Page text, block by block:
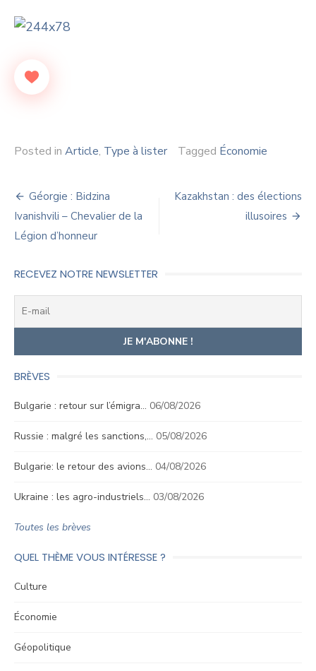
Posted in Article, Type à lister Tagged Économie
Navigation
de
l’article
Géorgie : Bidzina
Ivanishvili – Chevalier de la
Légion d’honneur
Kazakhstan : des élections
illusoires
RECEVEZ NOTRE NEWSLETTER
BRÈVES
Bulgarie : retour sur l’émigra… 06/08/2026
Russie : malgré les sanctions,… 05/08/2026
Bulgarie: le retour des avions… 04/08/2026
Ukraine : les agro-industriels… 03/08/2026
Toutes les brèves
QUEL THÈME VOUS INTÉRESSE ?
Culture
Économie
Géopolitique